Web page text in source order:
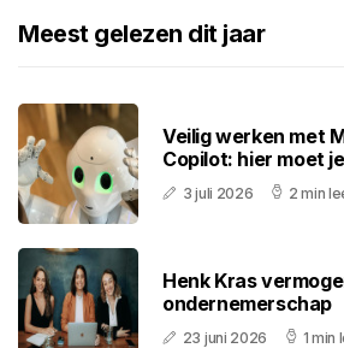
Meest gelezen dit jaar
Veilig werken met
Copilot: hier moet
3 juli 2026 2 min
Henk Kras
ondernemerschap
23 juni 2026 1 min